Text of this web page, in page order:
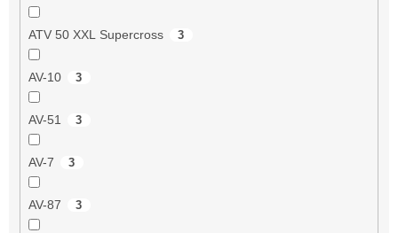
ATV 50 XXL Supercross 3
AV-10 3
AV-51 3
AV-7 3
AV-87 3